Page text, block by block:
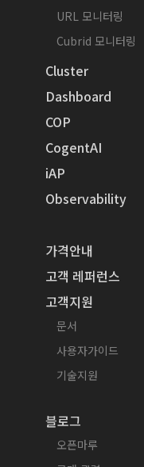
URL 모니터링
Cubrid 모니터링
Cluster
Dashboard
COP
CogentAI
iAP
Observability
가격안내
고객 레퍼런스
고객지원
문서
사용자가이드
기술지원
블로그
오픈마루